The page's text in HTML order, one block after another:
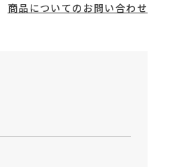
商品についてのお問い合わせ